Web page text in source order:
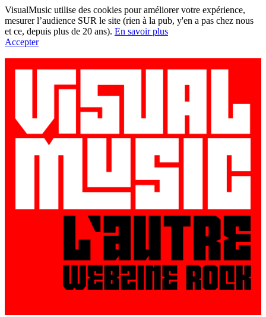
VisualMusic utilise des cookies pour améliorer votre expérience,
mesurer l’audience SUR le site (rien à la pub, y'en a pas chez nous
et ce, depuis plus de 20 ans). En savoir plus
Accepter